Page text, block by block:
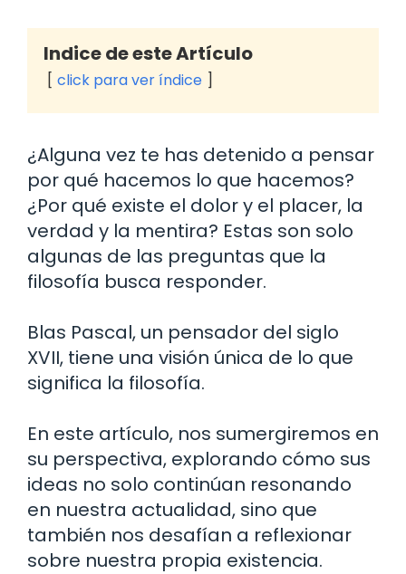
Indice de este Artículo
click para ver índice
¿Alguna vez te has detenido a pensar
por qué hacemos lo que hacemos?
¿Por qué existe el dolor y el placer, la
verdad y la mentira? Estas son solo
algunas de las preguntas que la
filosofía busca responder.
Blas Pascal, un pensador del siglo
XVII, tiene una visión única de lo que
significa la filosofía.
En este artículo, nos sumergiremos en
su perspectiva, explorando cómo sus
ideas no solo continúan resonando
en nuestra actualidad, sino que
también nos desafían a reflexionar
sobre nuestra propia existencia.